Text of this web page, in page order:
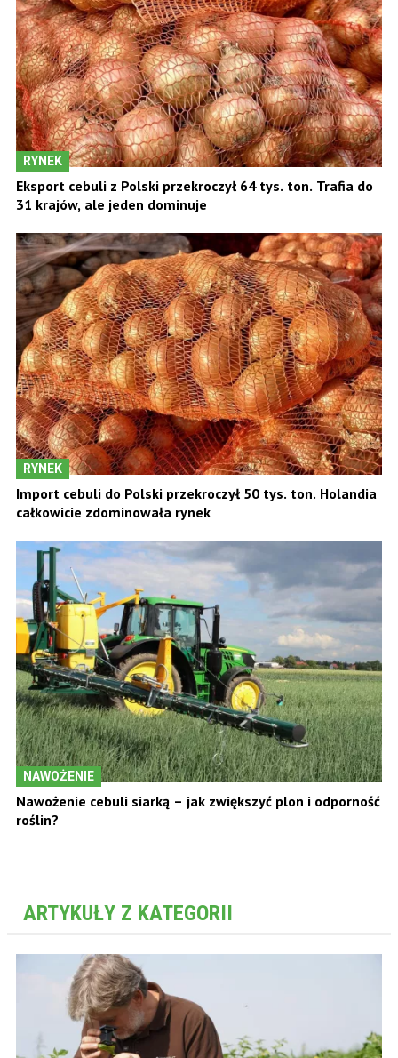
RYNEK
Eksport cebuli z Polski przekroczył 64 tys. ton. Trafia do
31 krajów, ale jeden dominuje
RYNEK
Import cebuli do Polski przekroczył 50 tys. ton. Holandia
całkowicie zdominowała rynek
NAWOŻENIE
Nawożenie cebuli siarką – jak zwiększyć plon i odporność
roślin?
ARTYKUŁY Z KATEGORII